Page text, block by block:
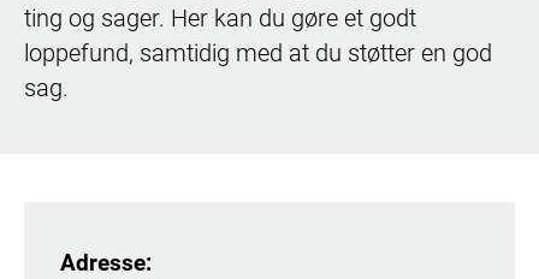
ting og sager. Her kan du gøre et godt
loppefund, samtidig med at du støtter en god
sag.
Adresse: